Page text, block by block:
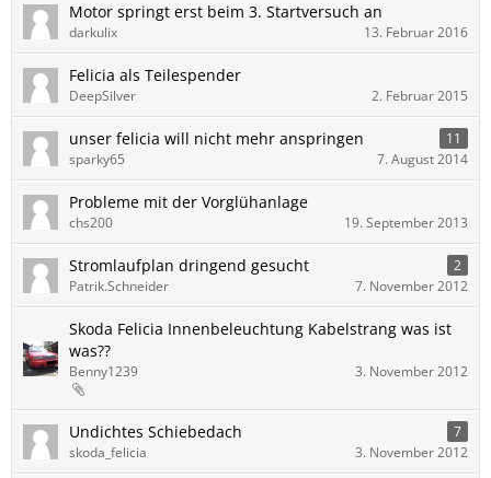
Motor springt erst beim 3. Startversuch an
darkulix 13. Februar 2016
Felicia als Teilespender
DeepSilver 2. Februar 2015
unser felicia will nicht mehr anspringen
11
sparky65
7. August 2014
Probleme mit der Vorglühanlage
chs200 19. September 2013
Stromlaufplan dringend gesucht
2
Patrik.Schneider
7. November 2012
Skoda Felicia Innenbeleuchtung Kabelstrang was ist
was??
Benny1239 3. November 2012
Undichtes Schiebedach
7
skoda_felicia
3. November 2012